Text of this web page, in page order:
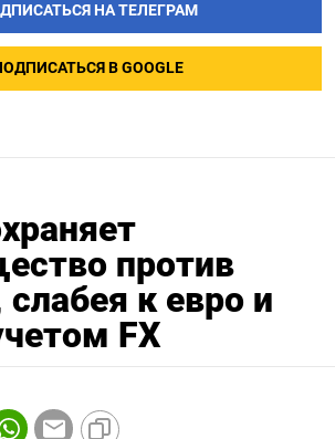
НА ТЕЛЕГРАМ
В GOOGLE
против
к евро и
FX